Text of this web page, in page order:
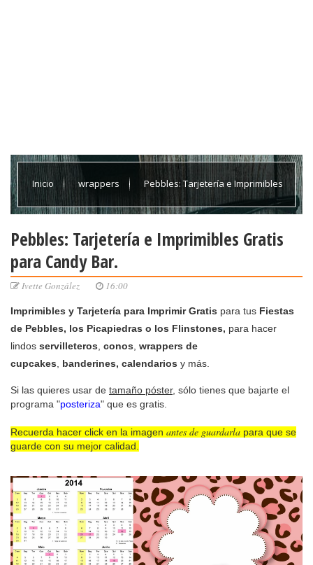
Inicio wrappers Pebbles: Tarjetería e Imprimibles
Pebbles: Tarjetería e Imprimibles Gratis
para Candy Bar.
Ivette González 16:00
Imprimibles y Tarjetería para ImprimirGratis para tus Fiestas
de Pebbles, los Picapiedras o los Flinstones, para hacer
lindos servilleteros conos wrappers de
cupcakes
banderines, calendarios y más.
Si las quieres usar de tamaño póster, sólo tienes que bajarte el
programa "posteriza" que es gratis.
Recuerda hacer click en la imagen antes de guardarla para que se
guarde con su mejor calidad.